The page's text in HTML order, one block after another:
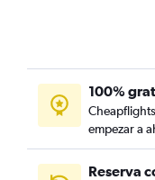
100%
empezar a
Reserva